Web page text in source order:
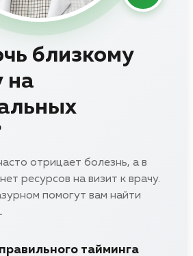
близкому
на
отрицает болезнь, а в
ресурсов на визит к врачу.
помогут вам найти
тайминга